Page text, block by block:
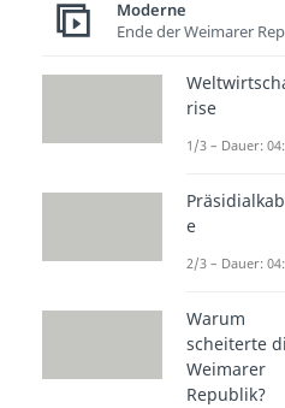
Erster
Studyflix
Moderne
Ende der Weimarer
rise
1/3 – Dauer:
e
2/3 – Dauer:
Warum
scheiterte
Weimarer
Republik?